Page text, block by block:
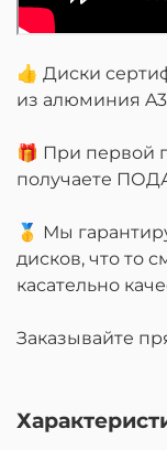
👍 Диски
из алюминия
🎁 При первой
получаете
🥇 Мы
дисков, что то
касательно
Заказывайте